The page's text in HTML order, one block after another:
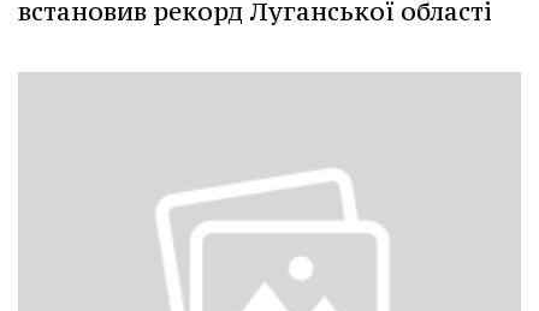
встановив рекорд Луганської області